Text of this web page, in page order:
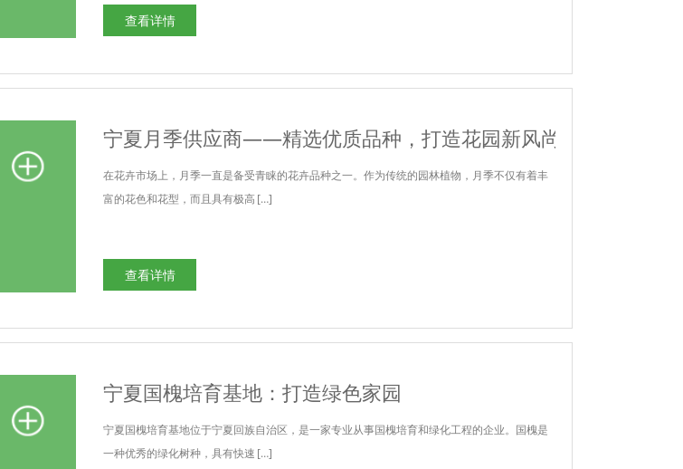
查看详情
宁夏月季供应商——精选优质品种，打造花园新风尚
在花卉市场上，月季一直是备受青睐的花卉品种之一。作为传统的园林植物，月季不仅有着丰
富的花色和花型，而且具有极高 […]
查看详情
宁夏国槐培育基地：打造绿色家园
宁夏国槐培育基地位于宁夏回族自治区，是一家专业从事国槐培育和绿化工程的企业。国槐是
一种优秀的绿化树种，具有快速 […]